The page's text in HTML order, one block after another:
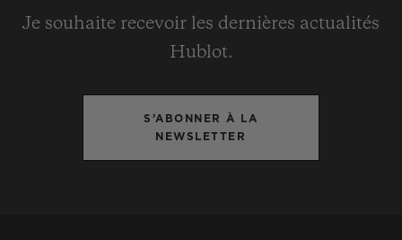
Je souhaite recevoir les dernières actualités
Hublot.
S’ABONNER À LA
NEWSLETTER